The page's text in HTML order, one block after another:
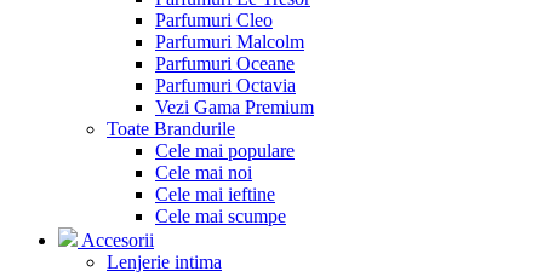
Parfumuri Cleo
Parfumuri Malcolm
Parfumuri Oceane
Parfumuri Octavia
Vezi Gama Premium
Toate Brandurile
Cele mai populare
Cele mai noi
Cele mai ieftine
Cele mai scumpe
Accesorii
Lenjerie intima